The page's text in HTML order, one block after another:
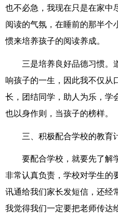
也不必急，我现在只是在家中
阅读的气氛，在睡前的那半个
惯来培养孩子的阅读养成。
三是培养良好品德习惯。
响孩子的一生，因此我不仅从
长，团结同学，助人为乐，学
也以身作则，当孩子的榜样。
三、积极配合学校的教育
要配合学校，就要先了解
非常认真负责，学校对学生的
讯通给我们家长发短信，还经
我觉得我们一定要把老师传达